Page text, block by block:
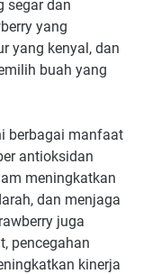
segar dan
yang
yang kenyal, dan
buah yang
berbagai manfaat
antioksidan
meningkatkan
dan menjaga
juga
pencegahan
kinerja